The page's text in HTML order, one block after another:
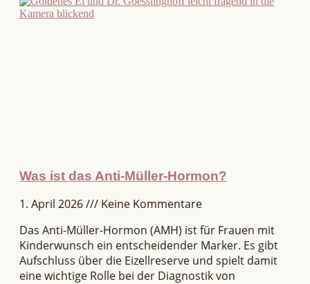
Was ist das Anti-Müller-Hormon?
1. April 2026
Keine Kommentare
Das Anti-Müller-Hormon (AMH) ist für Frauen mit
Kinderwunsch ein entscheidender Marker. Es gibt
Aufschluss über die Eizellreserve und spielt damit
eine wichtige Rolle bei der Diagnostik von